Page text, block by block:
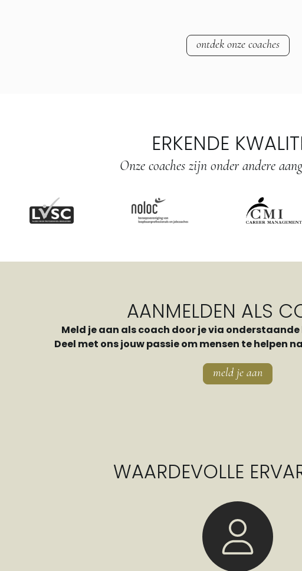
ontdek onze coaches
ERKENDE
Onze coaches zijn onder andere
AANMELDEN ALS
Meld je aan als coach door je via
Deel met ons jouw passie om mensen te helpen
meld je aan
WAARDEVOLLE